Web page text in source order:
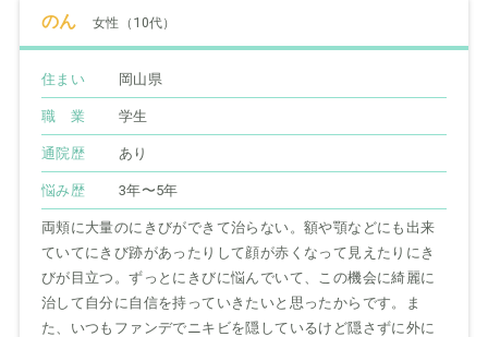
のん 女性（10代）
住まい 岡山県
職 業 学生
通院歴 あり
悩み歴 3年〜5年
両頬に大量のにきびができて治らない。額や顎などにも出来
ていてにきび跡があったりして顔が赤くなって見えたりにき
びが目立つ。ずっとにきびに悩んでいて、この機会に綺麗に
治して自分に自信を持っていきたいと思ったからです。ま
た、いつもファンデでニキビを隠しているけど隠さずに外に